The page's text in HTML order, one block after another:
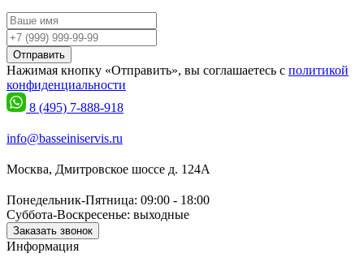
Отправить
Нажимая кнопку «Отправить», вы соглашаетесь с политикой
конфиденциальности
8 (495) 7-888-918
info@basseiniservis.ru
Москва, Дмитровское шоссе д. 124А
Понедельник-Пятница: 09:00 - 18:00
Суббота-Воскресенье: выходные
Заказать звонок
Информация